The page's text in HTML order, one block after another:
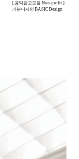
[ 공익광고모음 Non-profit ]
기본디자인 BASIC Design